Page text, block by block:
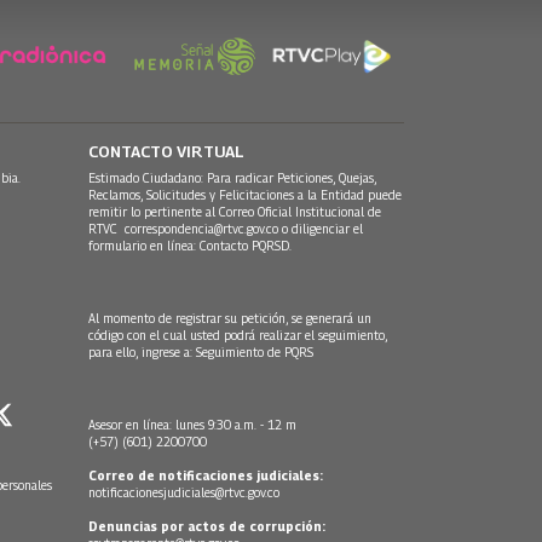
CONTACTO VIRTUAL
Estimado Ciudadano: Para radicar Peticiones, Quejas,
Reclamos, Solicitudes y Felicitaciones a la Entidad puede
remitir lo pertinente al Correo Oficial Institucional de
RTVC correspondencia@rtvc.gov.co o diligenciar el
formulario en línea: Contacto PQRSD.
Al momento de registrar su petición, se generará un
código con el cual usted podrá realizar el seguimiento,
para ello, ingrese a: Seguimiento de PQRS
Asesor en línea: lunes 9:30 a.m. - 12 m
(+57) (601) 2200700
Correo de notificaciones judiciales:
notificacionesjudiciales@rtvc.gov.co
Denuncias por actos de corrupción: